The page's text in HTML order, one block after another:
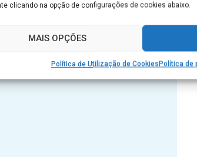
clicando na opção de configurações de cookies abaixo.
MAIS OPÇÕES
Política de Utilização de CookiesPolítica de
anunciada a 7 de abril de 2023.
100 euros. Os segundo e terceiro
cada um, mas no valor de 25 euros.